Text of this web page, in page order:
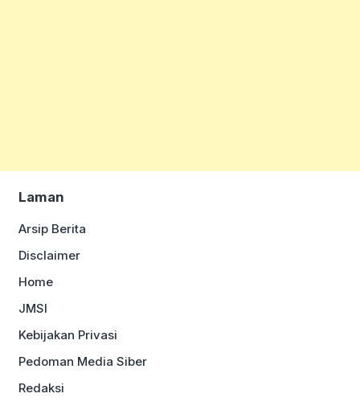
Laman
Arsip Berita
Disclaimer
Home
JMSI
Kebijakan Privasi
Pedoman Media Siber
Redaksi